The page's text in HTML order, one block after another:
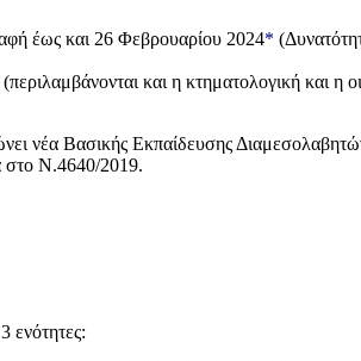
έως και 26 Φεβρουαρίου 2024*
και η κτηματολογική και η
Βασικής Εκπαίδευσης
στο Ν.4640/2019.
ενότητες: